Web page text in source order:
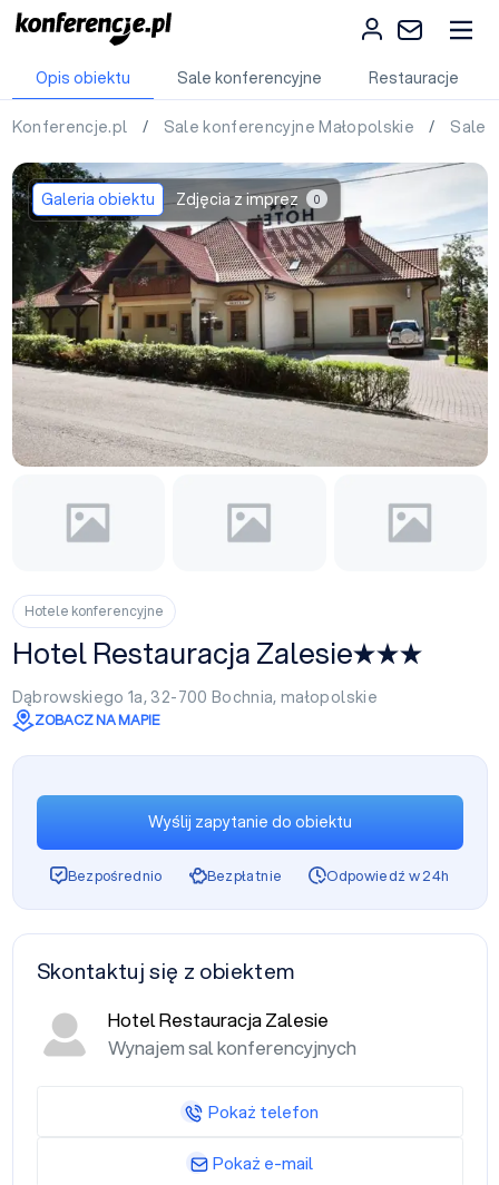
Opis obiektu Sale konferencyjne Restauracje
Konferencje.pl / Sale konferencyjne Małopolskie / Sale
Galeria obiektu Zdjęcia z imprez 0
Hotele konferencyjne
Hotel Restauracja Zalesie
Dąbrowskiego 1a, 32-700 Bochnia,małopolskie
ZOBACZ NA MAPIE
Wyślij zapytanie do obiektu
Bezpośrednio Bezpłatnie Odpowiedź w 24h
Skontaktuj się z obiektem
Hotel Restauracja Zalesie
Wynajem sal konferencyjnych
Pokaż telefon
Pokaż e-mail